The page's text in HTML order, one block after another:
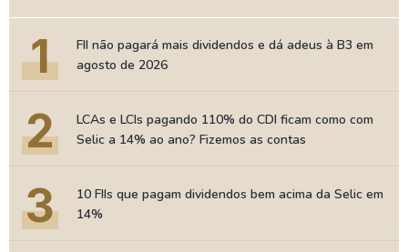
1
FII não pagará mais dividendos e dá adeus à B3 em
agosto de 2026
2
LCAs e LCIs pagando 110% do CDI ficam como com
Selic a 14% ao ano? Fizemos as contas
3
10 FIIs que pagam dividendos bem acima da Selic em
14%